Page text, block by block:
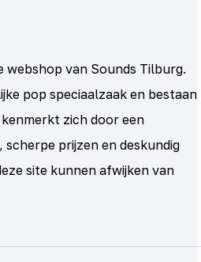
webshop van Sounds Tilburg.
pop speciaalzaak en bestaan
zich door een
prijzen en deskundig
site kunnen afwijken van